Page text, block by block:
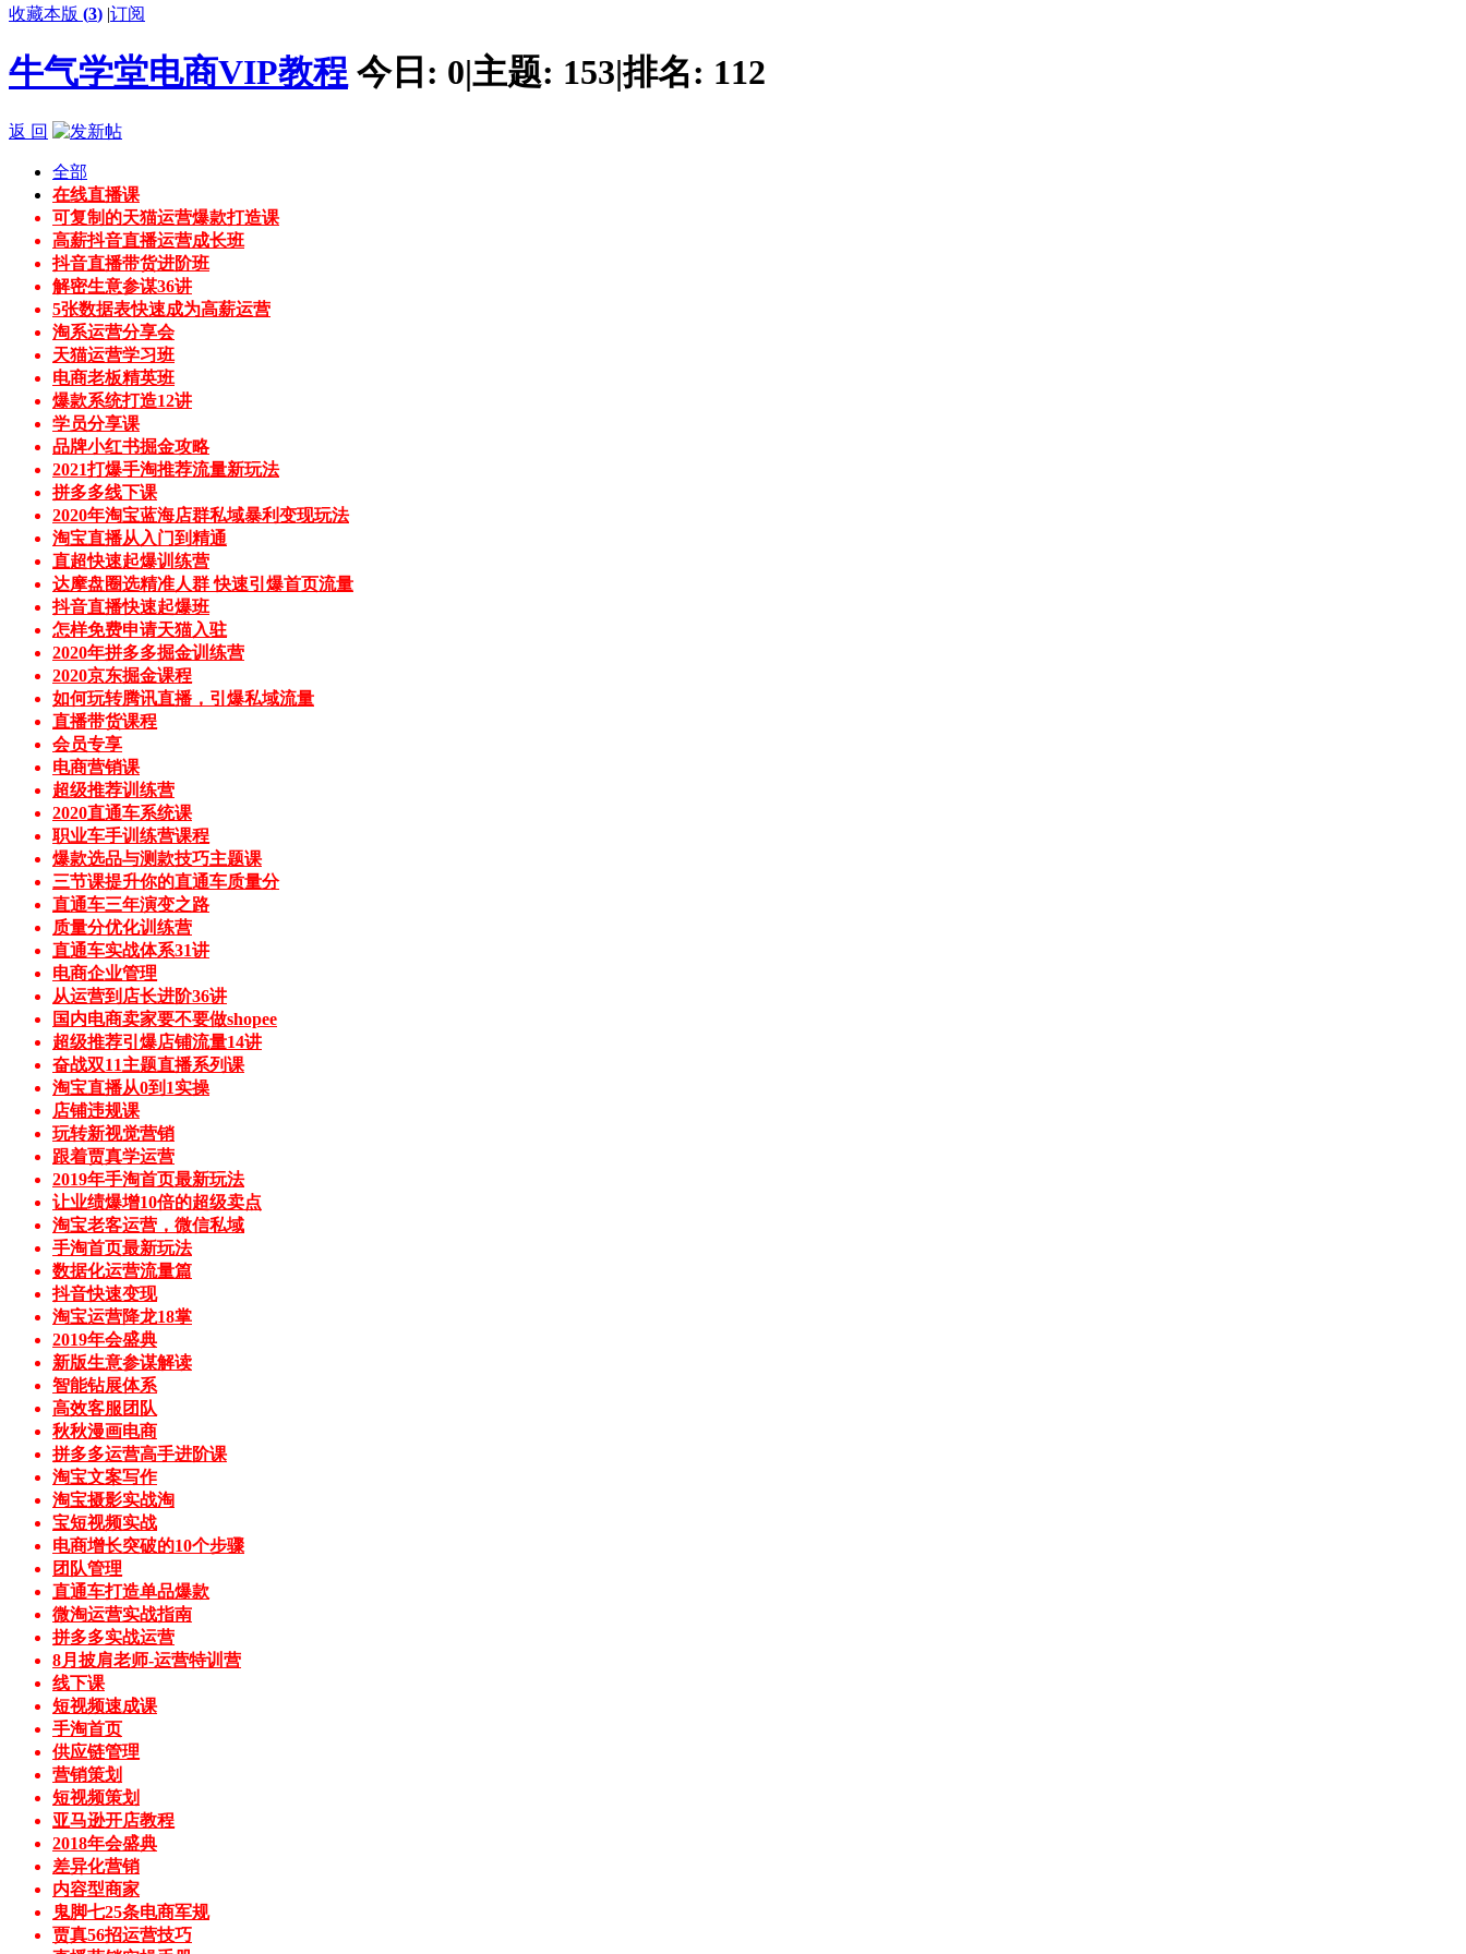
收藏本版 (3) |订阅
牛气学堂电商VIP教程 今日: 0|主题: 153|排名: 112
返 回
全部
在线直播课
可复制的天猫运营爆款打造课
高薪抖音直播运营成长班
抖音直播带货进阶班
解密生意参谋36讲
5张数据表快速成为高薪运营
淘系运营分享会
天猫运营学习班
电商老板精英班
爆款系统打造12讲
学员分享课
品牌小红书掘金攻略
2021打爆手淘推荐流量新玩法
拼多多线下课
2020年淘宝蓝海店群私域暴利变现玩法
淘宝直播从入门到精通
直超快速起爆训练营
达摩盘圈选精准人群 快速引爆首页流量
抖音直播快速起爆班
怎样免费申请天猫入驻
2020年拼多多掘金训练营
2020京东掘金课程
如何玩转腾讯直播，引爆私域流量
直播带货课程
会员专享
电商营销课
超级推荐训练营
2020直通车系统课
职业车手训练营课程
爆款选品与测款技巧主题课
三节课提升你的直通车质量分
直通车三年演变之路
质量分优化训练营
直通车实战体系31讲
电商企业管理
从运营到店长进阶36讲
国内电商卖家要不要做shopee
超级推荐引爆店铺流量14讲
奋战双11主题直播系列课
淘宝直播从0到1实操
店铺违规课
玩转新视觉营销
跟着贾真学运营
2019年手淘首页最新玩法
让业绩爆增10倍的超级卖点
淘宝老客运营，微信私域
手淘首页最新玩法
数据化运营流量篇
抖音快速变现
淘宝运营降龙18掌
2019年会盛典
新版生意参谋解读
智能钻展体系
高效客服团队
秋秋漫画电商
拼多多运营高手进阶课
淘宝文案写作
淘宝摄影实战淘
宝短视频实战
电商增长突破的10个步骤
团队管理
直通车打造单品爆款
微淘运营实战指南
拼多多实战运营
8月披肩老师-运营特训营
线下课
短视频速成课
手淘首页
供应链管理
营销策划
短视频策划
亚马逊开店教程
2018年会盛典
差异化营销
内容型商家
鬼脚七25条电商军规
贾真56招运营技巧